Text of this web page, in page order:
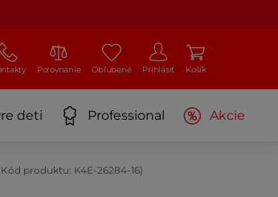
Porovnanie Obľúbené Prihlásiť Košík
deti Professional Akcie
produktu: K4E-26284-16)